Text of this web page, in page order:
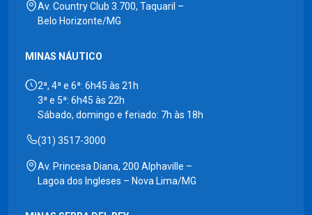
Av. Country Club 3.700, Taquaril –
Belo Horizonte/MG
MINAS NÁUTICO
2ª, 4ª e 6ª: 6h45 às 21h
3ª e 5ª: 6h45 às 22h
Sábado, domingo e feriado: 7h às 18h
(31) 3517-3000
Av. Princesa Diana, 200 Alphaville –
Lagoa dos Ingleses – Nova Lima/MG